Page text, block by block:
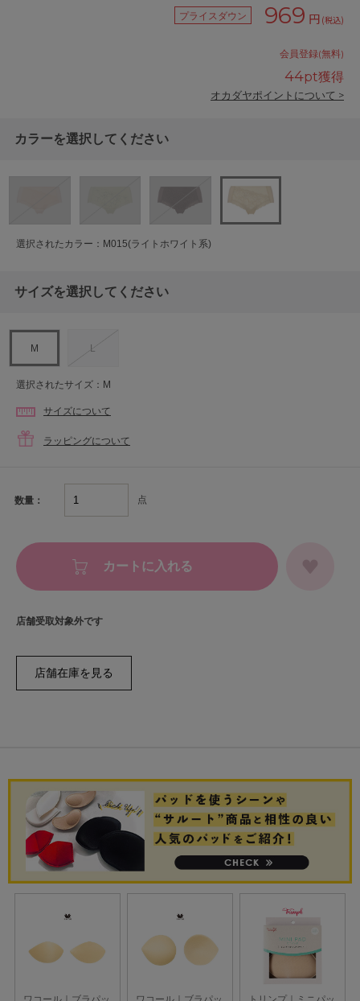
プライスダウン 969 円 (税込)
会員登録(無料)
44pt獲得
オカダヤポイントについて >
カラーを選択してください
選択されたカラー：M015(ライトホワイト系)
サイズを選択してください
M L
選択されたサイズ：M
サイズについて
ラッピングについて
数量： 点
カートに入れる
店舗受取対象外です